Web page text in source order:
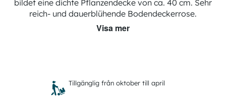
bildet eine dichte Pflanzendecke von ca. 40 cm. Sehr
reich- und dauerblühende Bodendeckerrose.
Visa mer
Tillgänglig från oktober till april
3
Tillgänglig från oktober till april